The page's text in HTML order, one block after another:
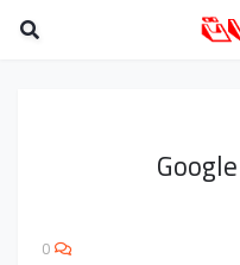
ما هي خوارزميات بحث Google
0